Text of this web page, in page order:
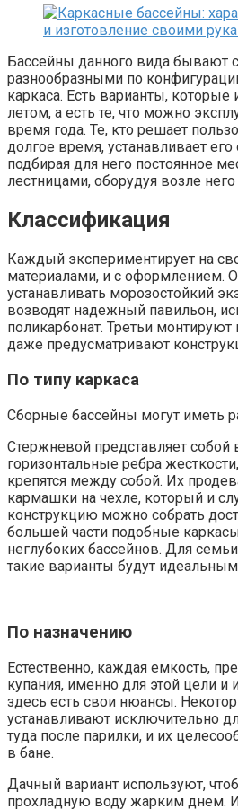
Бассейны данного вида бывают
разнообразными по
каркаса. Есть варианты, которые
летом, а есть те, что можно
время года. Те, кто решает
долгое время, устанавливает его
подбирая для него постоянное
лестницами, оборудуя возле
Классификация
Каждый экспериментирует на
материалами, и с оформлением.
устанавливать морозостойкий
возводят надежный павильон,
поликарбонат. Третьи
даже предусматривают
По типу каркаса
Сборные бассейны могут иметь
Стержневой представляет собой
горизонтальные ребра
крепятся между собой. Их
кармашки на чехле, который и
конструкцию можно собрать
большей части подобные
неглубоких бассейнов. Для
такие варианты будут
По назначению
Естественно, каждая емкость,
купания, именно для этой цели и
здесь есть свои нюансы.
устанавливают исключительно
туда после парилки, и их
в бане.
Дачный вариант используют,
прохладную воду жарким днем.